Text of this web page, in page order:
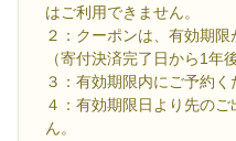
はご利用できません。
２：クーポンは、有効期限
（寄付決済完了日から1年
３：有効期限内にご予約く
４：有効期限日より先の
ん。